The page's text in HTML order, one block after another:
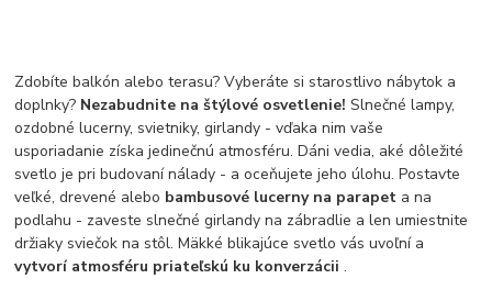
Zápustné umývadlá
sprchový záves
vodovodná batéria
čierna kúpelňová batéria
vaňa retro
voľne stojaca vaňa
retro kúpeľne
Nákup tovaru pre firmy bez DPH
Bez DPH
Ako znížiť náklady
Ako znížiť náklady na firmu
szco nakup bez dph
szco nakup bez dph nakupovanie na firmu bez dph
nákup bez dph v eu ň
Zdobíte balkón alebo terasu? Vyberáte si starostlivo nábytok a
doplnky? Nezabudnite na štýlové osvetlenie!Slnečné lampy,
ozdobné lucerny, svietniky, girlandy - vďaka nim vaše
usporiadanie získa jedinečnú atmosféru. Dáni vedia, aké dôležité
svetlo je pri budovaní nálady - a oceňujete jeho úlohu. Postavte
veľké, drevené alebo bambusové lucerny na parapet a na
podlahu - zaveste slnečné girlandy na zábradlie a len umiestnite
držiaky sviečok na stôl. Mäkké blikajúce svetlo vás uvoľní a
vytvorí atmosféru priateľskú ku konverzácii.